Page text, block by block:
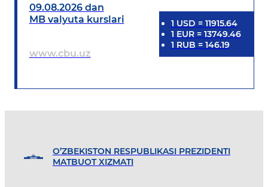
09.08.2026 dan
MB valyuta kurslari
www.cbu.uz
1 USD = 11915.64
1 EUR= 13749.46
1 RUB = 146.19
O’ZBEKISTON RESPUBLIKASI PREZIDENTI
MATBUOT XIZMATI